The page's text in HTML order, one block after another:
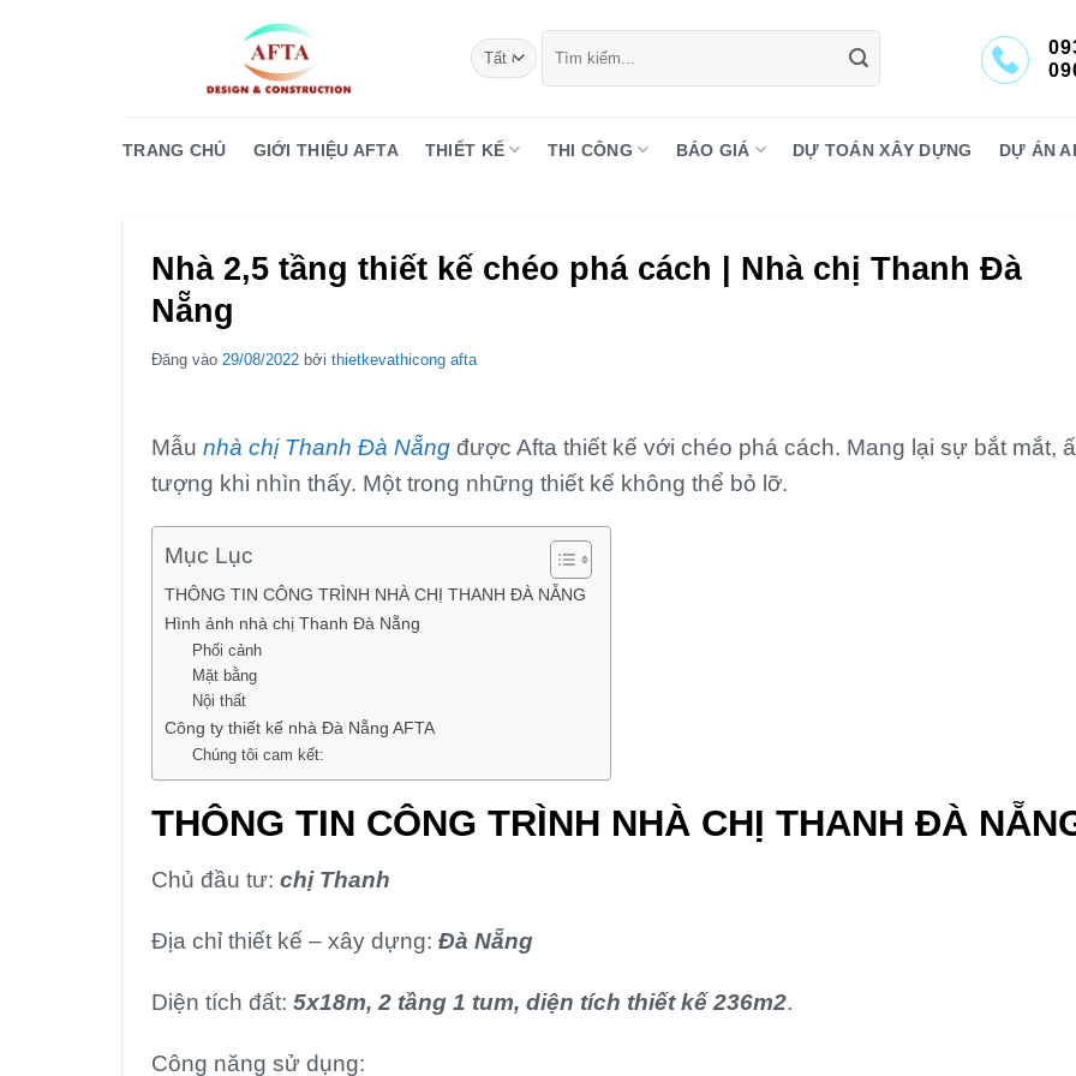
kiếm:
TRANG CHỦ GIỚI THIỆU AFTA THIẾT KẾ THI CÔNG BÁO GIÁ DỰ TOÁN XÂY DỰNG DỰ ÁN
Nhà 2,5 tầng thiết kế chéo phá cách | Nhà chị Thanh Đà
Nẵng
Đăng vào 29/08/2022 bởi thietkevathicong afta
Mẫu nhà chị Thanh Đà Nẵng được Afta thiết kế với chéo phá cách. Mang lại sự bắt mắt,
tượng khi nhìn thấy. Một trong những thiết kế không thể bỏ lỡ.
Mục Lục
THÔNG TIN CÔNG TRÌNH NHÀ CHỊ THANH ĐÀ NẴNG
Hình ảnh nhà chị Thanh Đà Nẵng
Phối cảnh
Mặt bằng
Nội thất
Công ty thiết kế nhà Đà Nẵng AFTA
Chúng tôi cam kết:
THÔNG TIN CÔNG TRÌNH NHÀ CHỊ THANH ĐÀ
Chủ đầu tư: chị Thanh
Địa chỉ thiết kế – xây dựng: Đà Nẵng
Diện tích đất: 5x18m, 2 tầng 1 tum, diện tích thiết kế 236m2.
Công năng sử dụng: